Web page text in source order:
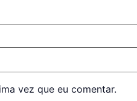
vez que eu comentar.